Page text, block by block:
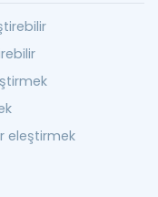
eleştirmek